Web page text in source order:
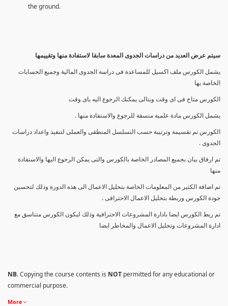
the ground.
سيتم عرض العديد من دراسات الجدوى المعدة سابقا لاستفادة منها وتقييمها
يشمل الكورس ملف اكسيل للمساعدة فى دراسة الجدوى المالية وجميع الحسابات
الخاصة بها
الكورس متاح فى اى وقت وبتالى يمكنك الرجوع اليه باى وقت
يشمل الكورس مادة علمية منسقة للرجوع والاستفادة منها .
الكورس تم تقسيمة وترتيبة حسب التسلسل المنطقى والعملى لتنفيذ واعداد دراسات
الجدوى .
تم ارفاق بيان بجميع المصادر الخاصة بالكورس والتى يمكن الرجوع اليها والاستفادة
منها
تم اضافة الكثير من المعلومات الخاصة بتحليل الاعمال الى هذه الدورة وذلك لتحسين
جودة الكورس وربطة بتحليل الاعمال الاحترافى .
تم ربط الكورس ايضا بادارة المشروعات الاحترافية وذلك ليكون الكورس متناسق مع
ادارة المشروعات وتحليل الاعمال والمخاطر ايضا
NB.Copying the course contents is NOT permitted for any educational or
commercial purpose.
More